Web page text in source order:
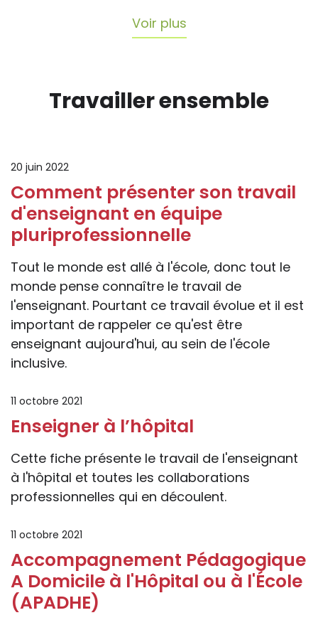
Voir plus
Travailler ensemble
20 juin 2022
Comment présenter son travail
d'enseignant en équipe
pluriprofessionnelle
Tout le monde est allé à l'école, donc tout le
monde pense connaître le travail de
l'enseignant. Pourtant ce travail évolue et il est
important de rappeler ce qu'est être
enseignant aujourd'hui, au sein de l'école
inclusive.
11 octobre 2021
Enseigner à l’hôpital
Cette fiche présente le travail de l'enseignant
à l'hôpital et toutes les collaborations
professionnelles qui en découlent.
11 octobre 2021
Accompagnement Pédagogique
A Domicile à l'Hôpital ou à l'École
(APADHE)